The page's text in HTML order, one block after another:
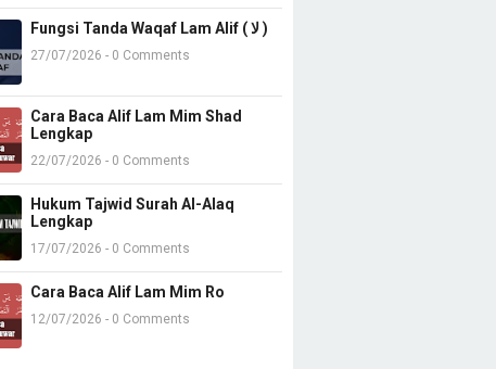
Dian habieb+6282378874129
Almusduri
Karin
Alhamdulillaah terbantu sekali dgn mater…
The Queen of Pearl
Jazaakillah khoir. Sangat bermanfaat. …
Rara
Alhamdulillah dapat panduan yg sangat je…
alifpena
Sangat membantu, izin copy, terimaksih
Fungsi Tanda Waqaf Lam Alif ( لا )
27/07/2026 - 0 Comments
Cara Baca Alif Lam Mim Shad
Lengkap
22/07/2026 - 0 Comments
Hukum Tajwid Surah Al-Alaq
Lengkap
17/07/2026 - 0 Comments
Cara Baca Alif Lam Mim Ro
12/07/2026 - 0 Comments